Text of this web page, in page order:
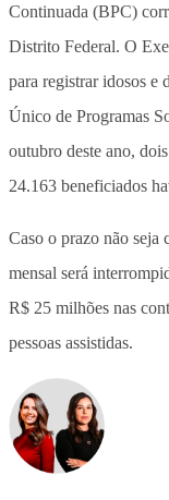
Continuada (BPC)
Distrito Federal. O
para registrar idosos e
Único de Programas
outubro deste ano,
24.163 beneficiados
Caso o prazo não
mensal será
R$ 25 milhões nas
pessoas assistidas.